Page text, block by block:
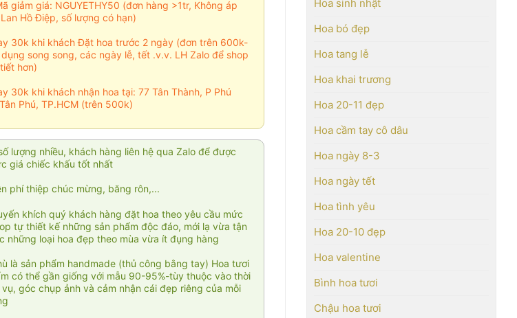
Hoa sinh nhật
Hoa bó đẹp
Hoa tang lễ
Hoa khai trương
Hoa 20-11 đẹp
Hoa cầm tay cô dâu
Hoa ngày 8-3
Hoa ngày tết
Hoa tình yêu
Hoa 20-10 đẹp
Hoa valentine
Bình hoa tươi
Chậu hoa tươi
giảm giá: NGUYETHY50 (đơn hàng >1tr, Không áp
Hồ Điệp, số lượng có hạn)
30k khi khách Đặt hoa trước 2 ngày (đơn trên 600k-
song song, các ngày lễ, tết .v.v. LH Zalo để shop
hơn)
30k khi khách nhận hoa tại: 77 Tân Thành, P Phú
Phú, TP.HCM (trên 500k)
lượng nhiều, khách hàng liên hệ qua Zalo để được
giá chiếc khấu tốt nhất
phí thiệp chúc mừng, băng rôn,...
khích quý khách hàng đặt hoa theo yêu cầu mức
tự thiết kế những sản phẩm độc đáo, mới lạ vừa tận
những loại hoa đẹp theo mùa vừa ít đụng hàng
là sản phẩm handmade (thủ công bằng tay) Hoa tươi
có thể gần giống với mẫu 90-95%-tùy thuộc vào thời
góc chụp ảnh và cảm nhận cái đẹp riêng của mỗi